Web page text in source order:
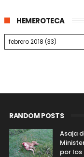
HEMEROTECA
RANDOM POSTS
Asaja
por